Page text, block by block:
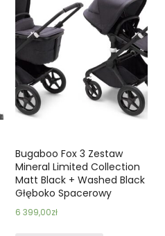
Bugaboo Fox 3 Zestaw
Mineral Limited Collection
Matt Black + Washed Black
Głęboko Spacerowy
6 399,00zł